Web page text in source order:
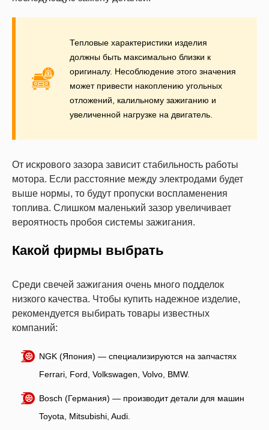
Тепловые характеристики изделия
должны быть максимально близки к
оригиналу. Несоблюдение этого значения
может привести накоплению угольных
отложений, калильному зажиганию и
увеличенной нагрузке на двигатель.
От искрового зазора зависит стабильность работы
мотора. Если расстояние между электродами будет
выше нормы, то будут пропуски воспламенения
топлива. Слишком маленький зазор увеличивает
вероятность пробоя системы зажигания.
Какой фирмы выбрать
Среди свечей зажигания очень много подделок
низкого качества. Чтобы купить надежное изделие,
рекомендуется выбирать товары известных
компаний:
NGK (Япония) — специализируются на запчастях
Ferrari, Ford, Volkswagen, Volvo, BMW.
Bosch (Германия) — производит детали для машин
Toyota, Mitsubishi, Audi.